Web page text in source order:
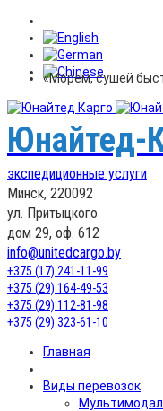
«Морем, сушей
Юнайтед-
экспедиционные услуги
Минск, 220092
ул. Притыцкого
дом 29, оф. 612
info@unitedcargo.by
+375 (17) 241-11-99
+375 (29) 164-49-53
+375 (29) 112-81-98
+375 (29) 323-61-10
Главная
Виды перевозок